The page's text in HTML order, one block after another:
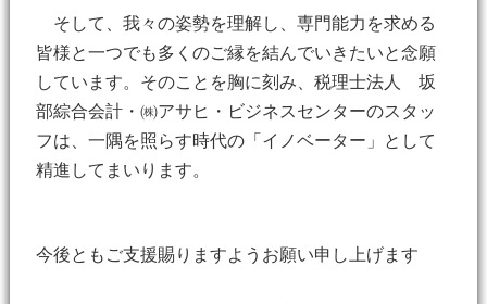
そして、我々の姿勢を理解し、専門能力を求める
皆様と一つでも多くのご縁を結んでいきたいと念願
しています。そのことを胸に刻み、税理士法人 坂
部綜合会計・㈱アサヒ・ビジネスセンターのスタッ
フは、一隅を照らす時代の「イノベーター」として
精進してまいります。
今後ともご支援賜りますようお願い申し上げます